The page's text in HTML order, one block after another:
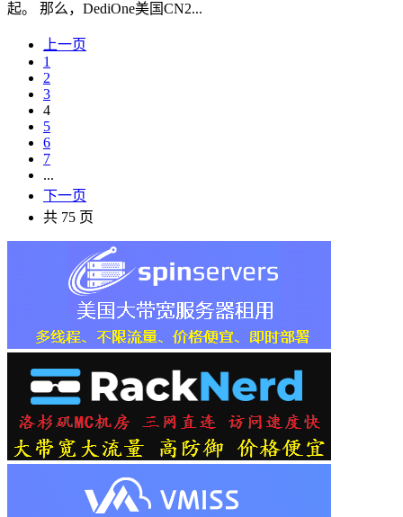
起。 那么，DediOne美国CN2...
上一页
1
2
3
4
5
6
7
...
下一页
共 75 页